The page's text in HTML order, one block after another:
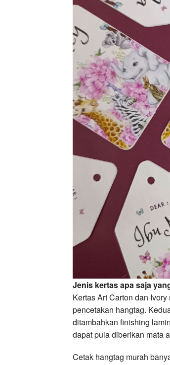
Jenis kertas apa saja
Kertas Art Carton dan
pencetakan hangtag.
ditambahkan finishing
dapat pula diberikan mata
Cetak hangtag murah